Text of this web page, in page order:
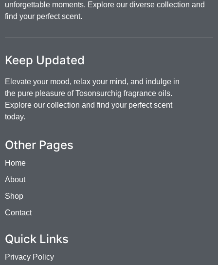
unforgettable moments. Explore our diverse collection and
find your perfect scent.
Keep Updated
Elevate your mood, relax your mind, and indulge in
the pure pleasure of Tosonsurchig fragrance oils.
Explore our collection and find your perfect scent
today.
Other Pages
Home
About
Shop
Contact
Quick Links
Privacy Policy